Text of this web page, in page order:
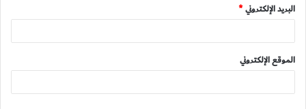
البريد الإلكتروني*
الموقع الإلكتروني